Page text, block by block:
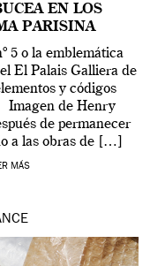
EN LOS
PARISINA
5 o la emblemática
El Palais Galliera de
y códigos
Imagen de Henry
de permanecer
a las obras de […]
MÁS